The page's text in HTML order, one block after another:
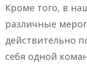
Кроме того, в
различные
действительно
себя одной